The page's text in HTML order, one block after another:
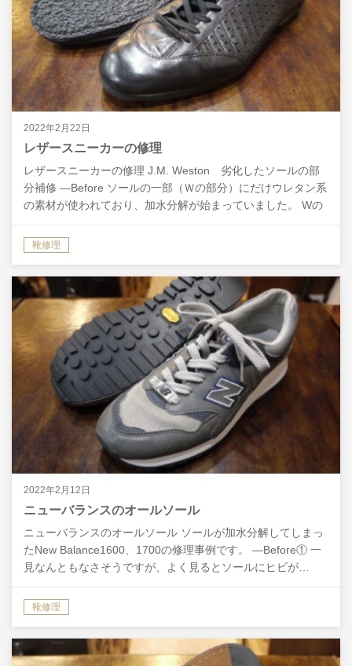
2022年2月22日
レザースニーカーの修理
レザースニーカーの修理 J.M. Weston 劣化したソールの部
分補修 ―Before ソールの一部（Ｗの部分）にだけウレタン系
の素材が使われており、加水分解が始まっていました。 Wの
靴修理
2022年2月12日
ニューバランスのオールソール
ニューバランスのオールソール ソールが加水分解してしまっ
たNew Balance1600、1700の修理事例です。 ―Before① 一
見なんともなさそうですが、よく見るとソールにヒビが…
靴修理